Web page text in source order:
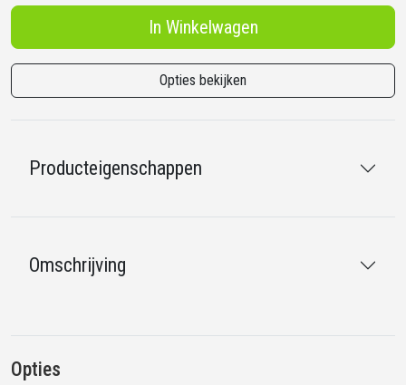
In Winkelwagen
Opties bekijken
Producteigenschappen
Omschrijving
Opties